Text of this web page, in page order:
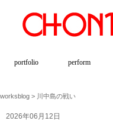
portfolio perform
worksblog > 川中島の戦い
2026年06月12日